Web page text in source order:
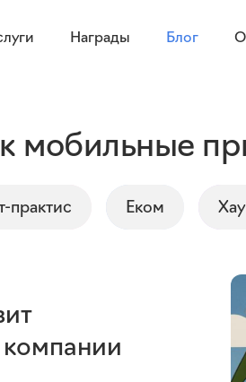
Награды Блог О
мобильные
практис Еком